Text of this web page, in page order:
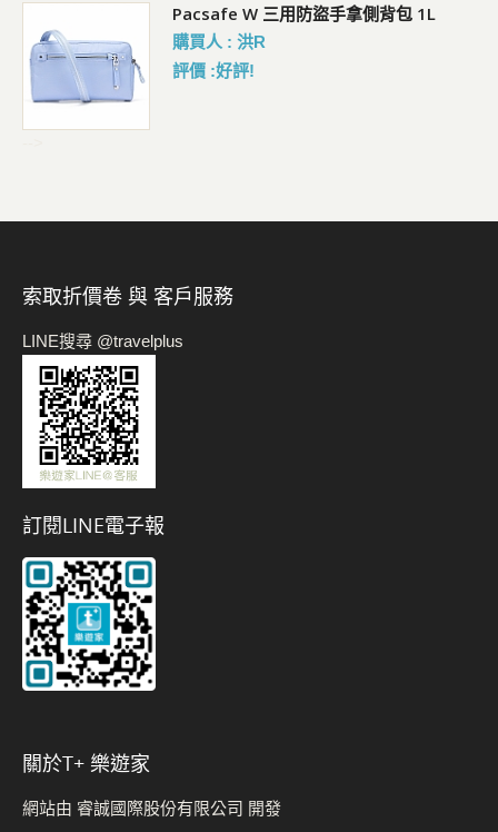
Pacsafe W 三用防盜手拿側背包 1L
購買人 : 洪R
評價 :好評!
索取折價卷 與 客戶服務
LINE搜尋 @travelplus
訂閱LINE電子報
關於t+ 樂遊家
網站由 睿誠國際股份有限公司 開發